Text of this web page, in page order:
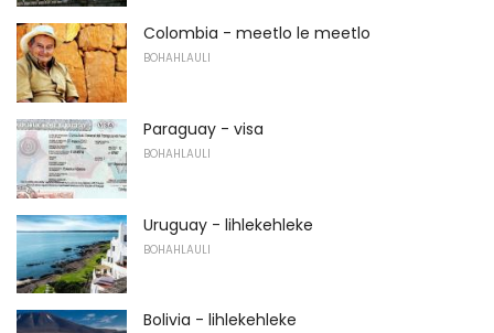
Colombia - meetlo le meetlo
BOHAHLAULI
Paraguay - visa
BOHAHLAULI
Uruguay - lihlekehleke
BOHAHLAULI
Bolivia - lihlekehleke